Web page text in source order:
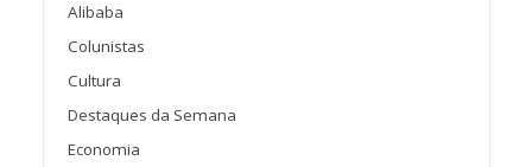
Alibaba
Colunistas
Cultura
Destaques da Semana
Economia